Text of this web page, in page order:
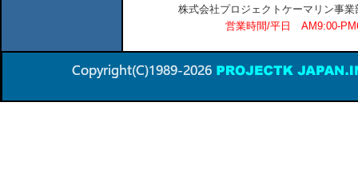
株式会社プロジェクトケーマリン事
営業時間/平日 AM9:00-